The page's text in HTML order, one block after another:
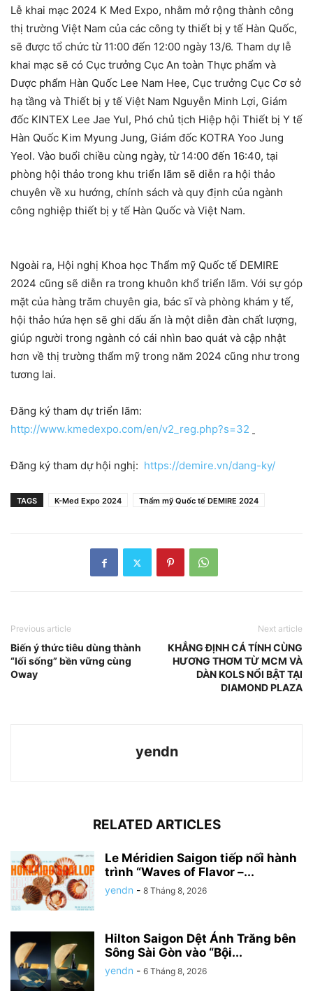
Lễ khai mạc 2024 K Med Expo, nhằm mở rộng thành công
thị trường Việt Nam của các công ty thiết bị y tế Hàn Quốc,
sẽ được tổ chức từ 11:00 đến 12:00 ngày 13/6. Tham dự lễ
khai mạc sẽ có Cục trưởng Cục An toàn Thực phẩm và
Dược phẩm Hàn Quốc Lee Nam Hee, Cục trưởng Cục Cơ sở
hạ tầng và Thiết bị y tế Việt Nam Nguyễn Minh Lợi, Giám
đốc KINTEX Lee Jae Yul, Phó chủ tịch Hiệp hội Thiết bị Y tế
Hàn Quốc Kim Myung Jung, Giám đốc KOTRA Yoo Jung
Yeol. Vào buổi chiều cùng ngày, từ 14:00 đến 16:40, tại
phòng hội thảo trong khu triển lãm sẽ diễn ra hội thảo
chuyên về xu hướng, chính sách và quy định của ngành
công nghiệp thiết bị y tế Hàn Quốc và Việt Nam.
Ngoài ra, Hội nghị Khoa học Thẩm mỹ Quốc tế DEMIRE
2024 cũng sẽ diễn ra trong khuôn khổ triển lãm. Với sự góp
mặt của hàng trăm chuyên gia, bác sĩ và phòng khám y tế,
hội thảo hứa hẹn sẽ ghi dấu ấn là một diễn đàn chất lượng,
giúp người trong ngành có cái nhìn bao quát và cập nhật
hơn về thị trường thẩm mỹ trong năm 2024 cũng như trong
tương lai.
Đăng ký tham dự triển lãm:
http://www.kmedexpo.com/en/v2_reg.php?s=32
Đăng ký tham dự hội nghị: https://demire.vn/dang-ky/
TAGS K-Med Expo 2024 Thẩm mỹ Quốc tế DEMIRE 2024
Previous article
Biến ý thức tiêu dùng thành
“lối sống” bền vững cùng
Oway
Next article
KHẲNG ĐỊNH CÁ TÍNH CÙNG
HƯƠNG THƠM TỪ MCM VÀ
DÀN KOLS NỔI BẬT TẠI
DIAMOND PLAZA
yendn
RELATED ARTICLES
Le Méridien Saigon tiếp nối hành
trình “Waves of Flavor –...
yendn - 8 Tháng 8, 2026
Hilton Saigon Dệt Ánh Trăng bên
Sông Sài Gòn vào “Bội...
yendn - 6 Tháng 8, 2026